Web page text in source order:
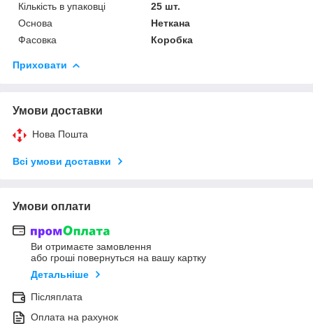
Кількість в упаковці
25 шт.
Основа
Неткана
Фасовка
Коробка
Приховати
Умови доставки
Нова Пошта
Всі умови доставки
Умови оплати
Ви отримаєте замовлення
або гроші повернуться на вашу картку
Детальніше
Післяплата
Оплата на рахунок